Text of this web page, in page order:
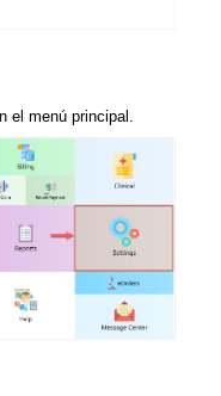
el menú principal.